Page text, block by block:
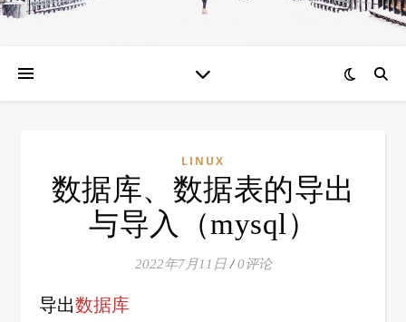
LINUX
数据库、数据表的导出
与导入（mysql）
2022年7月11日 / 0评论
导出数据库